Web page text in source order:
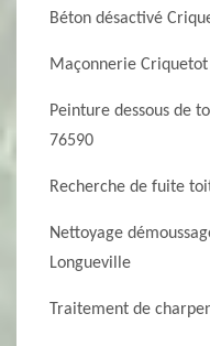
Béton désactivé
Maçonnerie
Peinture dessous de
76590
Recherche de fuite
Nettoyage
Longueville
Traitement de